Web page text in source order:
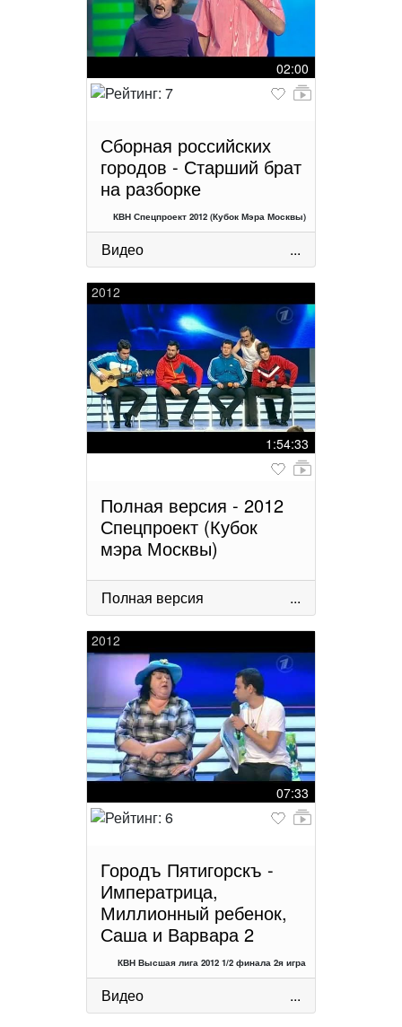
02:00
Сборная российских
городов - Старший брат
на разборке
КВН Спецпроект 2012 (Кубок Мэра Москвы)
Видео ...
2012
1:54:33
Полная версия - 2012
Спецпроект (Кубок
мэра Москвы)
Полная версия ...
2012
07:33
Городъ Пятигорскъ -
Императрица,
Миллионный ребенок,
Саша и Варвара 2
КВН Высшая лига 2012 1/2 финала 2я игра
Видео ...